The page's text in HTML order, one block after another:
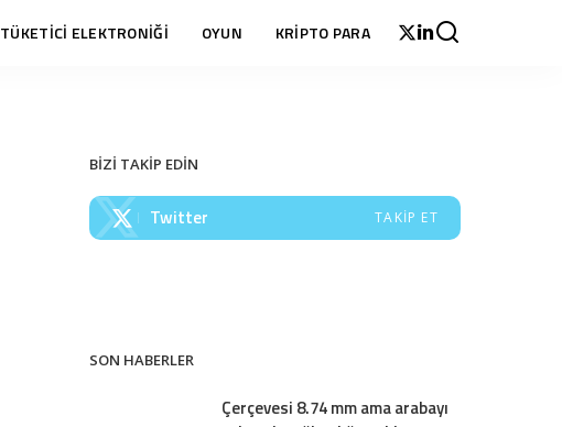
TÜKETİCİ ELEKTRONİĞİ OYUN KRİPTO PARA
BİZİ TAKİP EDİN
Twitter TAKIP ET
SON HABERLER
Çerçevesi 8.74 mm ama arabayı